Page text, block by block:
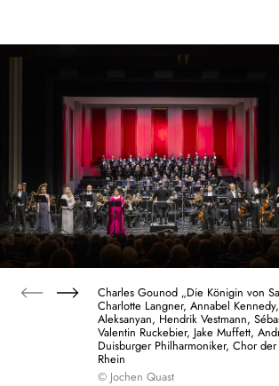
Charles Gounod „Die Königin von
Charlotte Langner, Annabel
Aleksanyan, Hendrik Vestmann,
Valentin Ruckebier, Jake Muffett,
Duisburger Philharmoniker, Chor
Rhein
© Jochen Quast